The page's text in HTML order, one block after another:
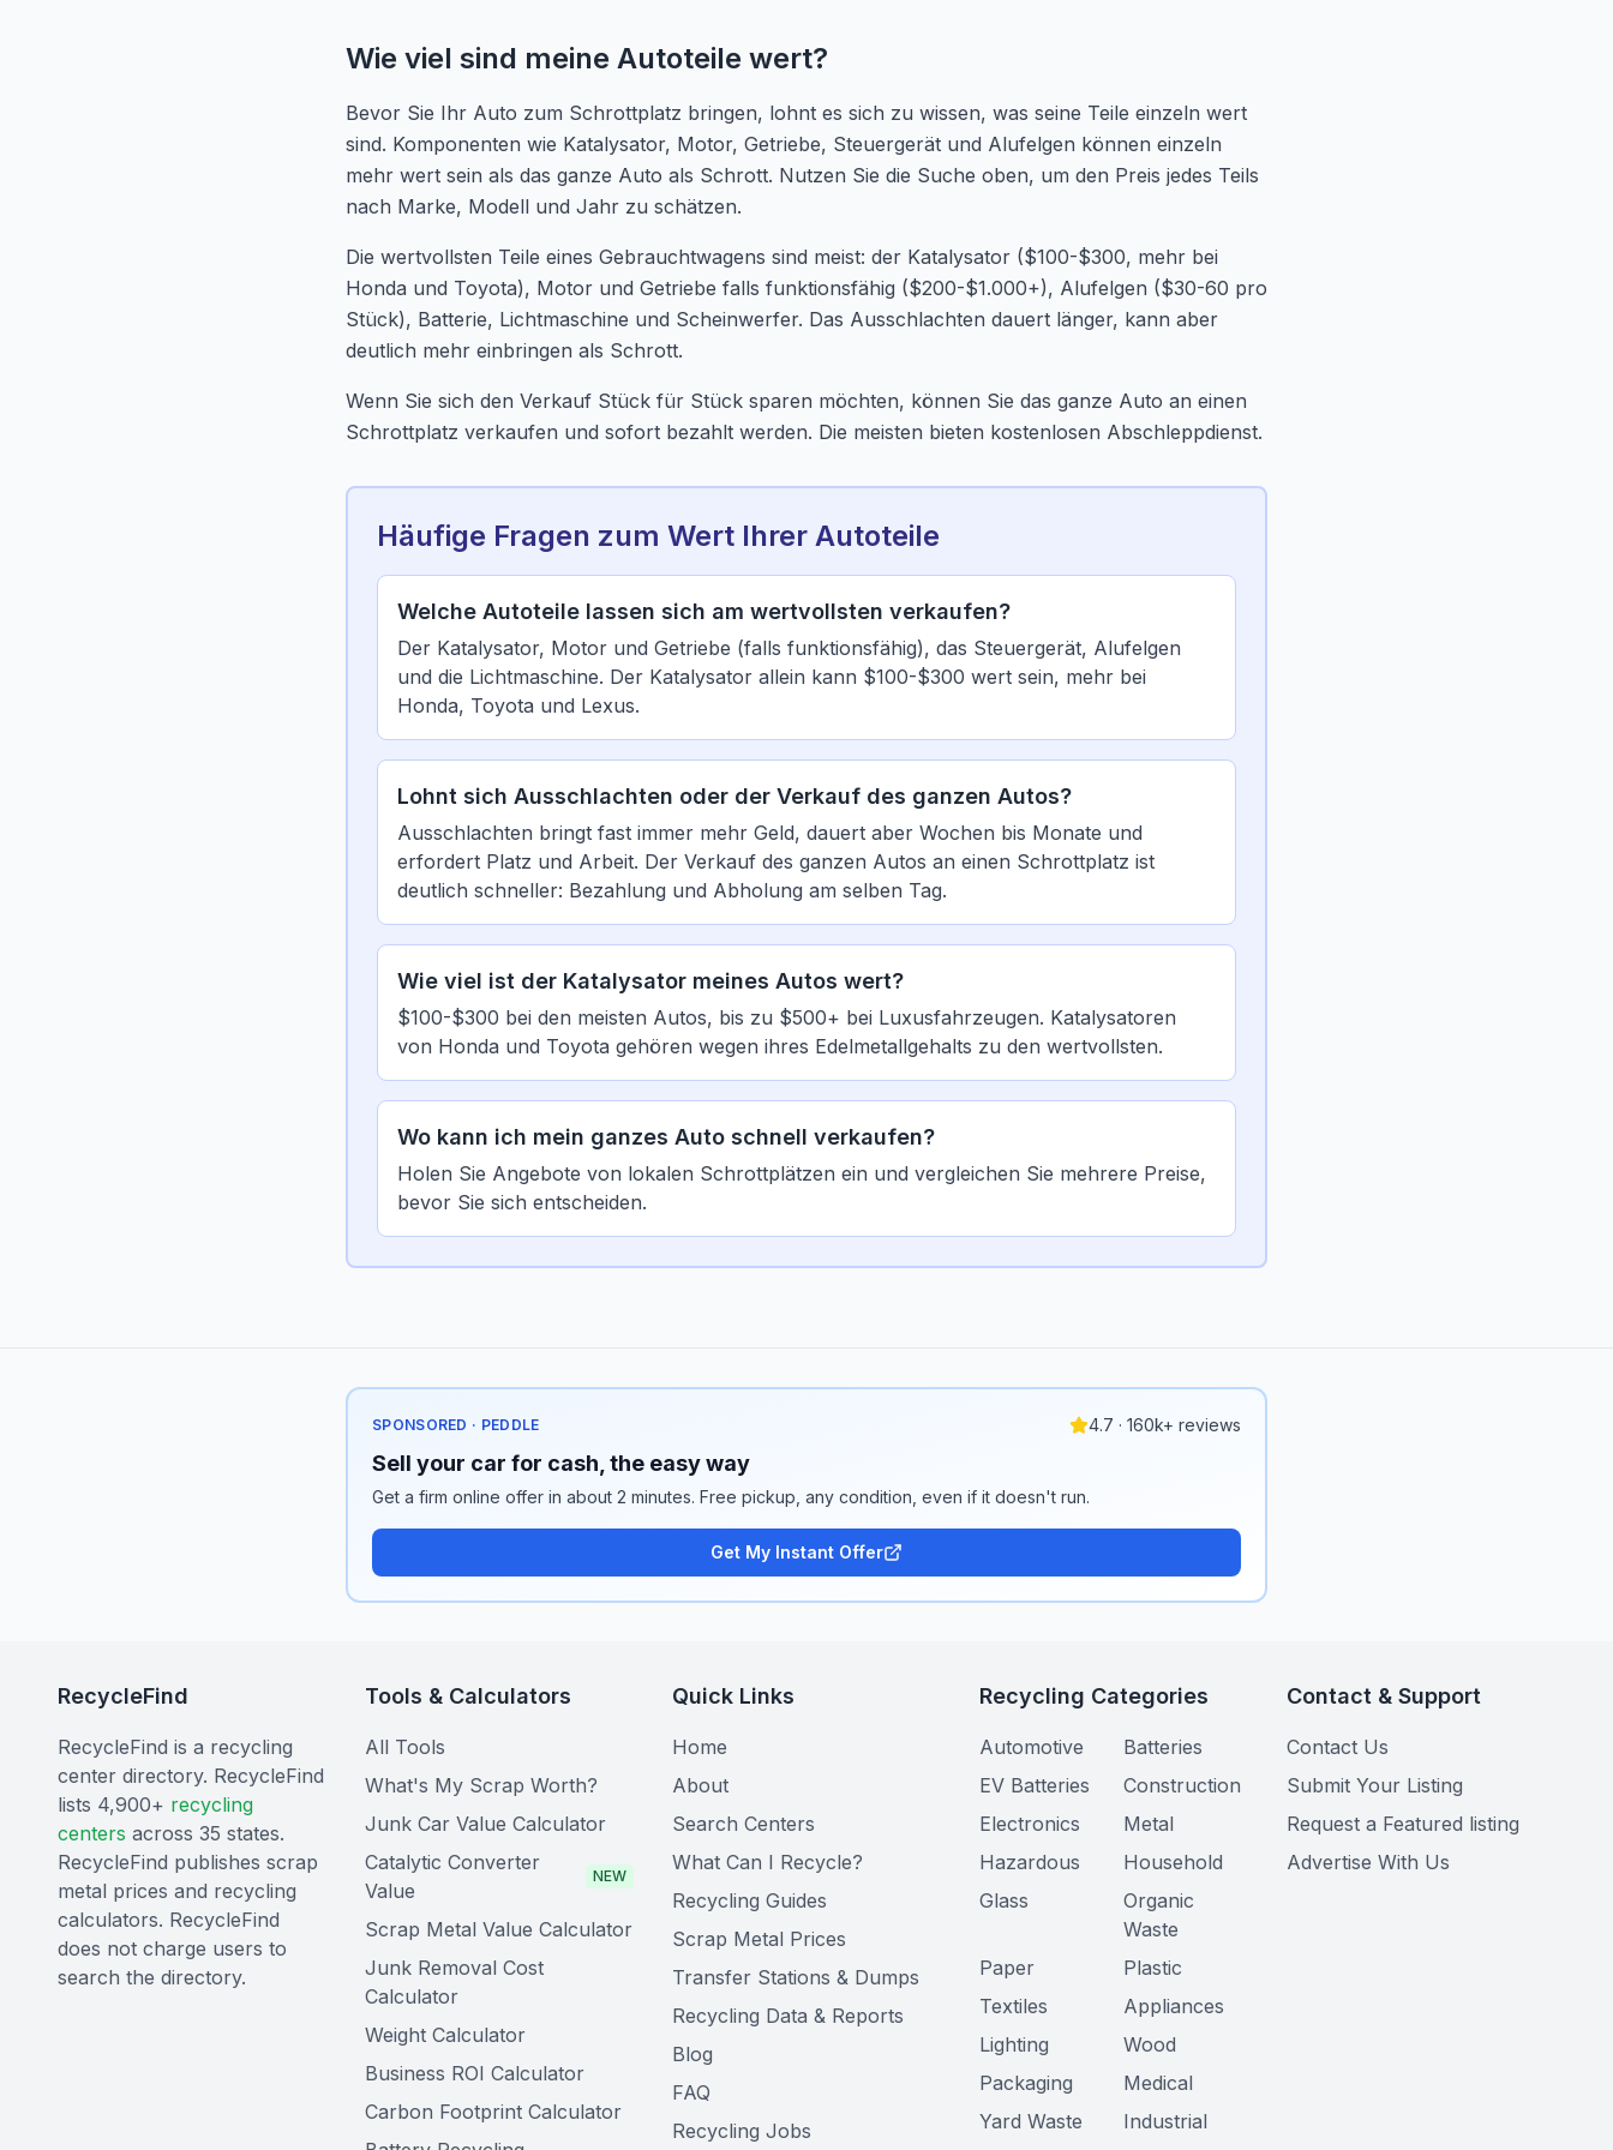
Wie viel sind meine Autoteile wert?
Bevor Sie Ihr Auto zum Schrottplatz bringen, lohnt es sich zu wissen, was seine Teile einzeln wert
sind. Komponenten wie Katalysator, Motor, Getriebe, Steuergerät und Alufelgen können einzeln
mehr wert sein als das ganze Auto als Schrott. Nutzen Sie die Suche oben, um den Preis jedes Teils
nach Marke, Modell und Jahr zu schätzen.
Die wertvollsten Teile eines Gebrauchtwagens sind meist: der Katalysator ($100-$300, mehr bei
Honda und Toyota), Motor und Getriebe falls funktionsfähig ($200-$1.000+), Alufelgen ($30-60 pro
Stück), Batterie, Lichtmaschine und Scheinwerfer. Das Ausschlachten dauert länger, kann aber
deutlich mehr einbringen als Schrott.
Wenn Sie sich den Verkauf Stück für Stück sparen möchten, können Sie das ganze Auto an einen
Schrottplatz verkaufen und sofort bezahlt werden. Die meisten bieten kostenlosen Abschleppdienst.
Häufige Fragen zum Wert Ihrer Autoteile
Welche Autoteile lassen sich am wertvollsten verkaufen?
Der Katalysator, Motor und Getriebe (falls funktionsfähig), das Steuergerät, Alufelgen
und die Lichtmaschine. Der Katalysator allein kann $100-$300 wert sein, mehr bei
Honda, Toyota und Lexus.
Lohnt sich Ausschlachten oder der Verkauf des ganzen Autos?
Ausschlachten bringt fast immer mehr Geld, dauert aber Wochen bis Monate und
erfordert Platz und Arbeit. Der Verkauf des ganzen Autos an einen Schrottplatz ist
deutlich schneller: Bezahlung und Abholung am selben Tag.
Wie viel ist der Katalysator meines Autos wert?
$100-$300 bei den meisten Autos, bis zu $500+ bei Luxusfahrzeugen. Katalysatoren
von Honda und Toyota gehören wegen ihres Edelmetallgehalts zu den wertvollsten.
Wo kann ich mein ganzes Auto schnell verkaufen?
Holen Sie Angebote von lokalen Schrottplätzen ein und vergleichen Sie mehrere Preise,
bevor Sie sich entscheiden.
SPONSORED · PEDDLE 4.7 · 160k+ reviews
Sell your car for cash, the easy way
Get a firm online offer in about 2 minutes. Free pickup, any condition, even if it doesn't run.
Get My Instant Offer
RecycleFind
RecycleFind is a recycling
center directory. RecycleFind
lists 4,900+ recycling
centers across 35 states.
RecycleFind publishes scrap
metal prices and recycling
calculators. RecycleFind
does not charge users to
search the directory.
Tools & Calculators
All Tools
What's My Scrap Worth?
Junk Car Value Calculator
Catalytic Converter
Value
NEW
Scrap Metal Value Calculator
Junk Removal Cost
Calculator
Weight Calculator
Business ROI Calculator
Carbon Footprint Calculator
Quick Links
Home
About
Search Centers
What Can I Recycle?
Recycling Guides
Scrap Metal Prices
Transfer Stations & Dumps
Recycling Data & Reports
Blog
FAQ
Recycling Jobs
Recycling Categories
Automotive
Batteries
EV Batteries
Construction
Electronics
Metal
Hazardous
Household
Glass
Organic
Waste
Paper
Plastic
Textiles
Appliances
Lighting
Wood
Packaging
Medical
Yard Waste
Industrial
Contact & Support
Contact Us
Submit Your Listing
Request a Featured listing
Advertise With Us